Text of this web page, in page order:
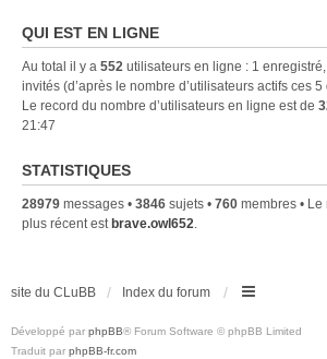
QUI EST EN LIGNE
Au total il y a 552 utilisateurs en ligne : 1
invités (d’après le nombre d’utilisateurs actifs ces
Le record du nombre d’utilisateurs en ligne est de
21:47
STATISTIQUES
28979 messages • 3846 sujets • 760 membres •
plus récent estbrave.owl652.
site du CLuBB Index du forum
Développé par phpBB® Forum Software © phpBB Limited
Traduit par phpBB-fr.com